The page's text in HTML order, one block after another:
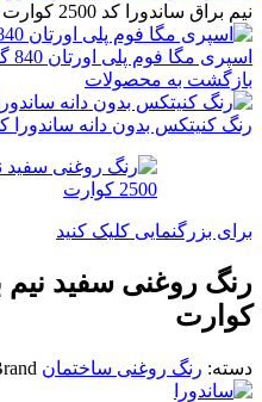
نیم براق ساندورا کد 2500 کوارت
اسپری مگا فوم پلی اورتان 840 گرمی فاینال FINAL
بازگشت به محصولات
رنگ کنیتکس بدون دانه ساندورا کد 220
برای بزرگنمایی کلیک کنید
کوارت
دسته: رنگ روغنی ساختمان